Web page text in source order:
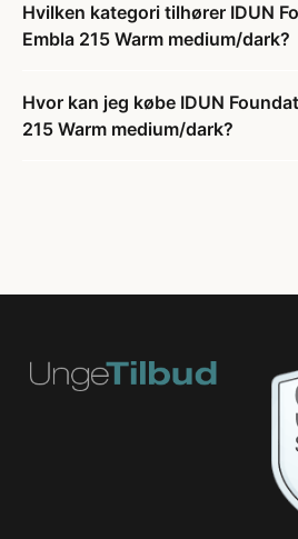
Hvilken kategori tilhører IDUN
Embla 215 Warm medium/dark?
Hvor kan jeg købe IDUN
215 Warm medium/dark?